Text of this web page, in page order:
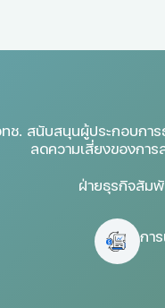
ช. สนับสนุนผู้ประกอบการ
ลดความเสี่ยงของกา
ฝ่ายธุรกิจสัม
กา